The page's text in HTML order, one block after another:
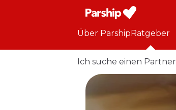
Über ParshipRatgeber
Ich suche einen Partner